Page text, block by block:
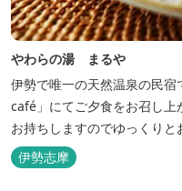
やわらの湯 まるや
伊勢で唯一の天然温泉の民
café」にてご夕食をお召し上
お持ちしますのでゆっくり
呂完備、駅近、夫婦岩まで徒
伊勢志摩